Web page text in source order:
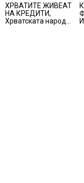
ХРВАТИТЕ ЖИВЕАТ
НА КРЕДИТИ,
Хрватската народна